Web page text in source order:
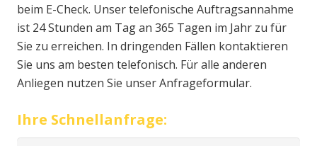
beim E-Check. Unser telefonische Auftragsannahme
ist 24 Stunden am Tag an 365 Tagen im Jahr zu für
Sie zu erreichen. In dringenden Fällen kontaktieren
Sie uns am besten telefonisch. Für alle anderen
Anliegen nutzen Sie unser Anfrageformular.
Ihre Schnellanfrage: